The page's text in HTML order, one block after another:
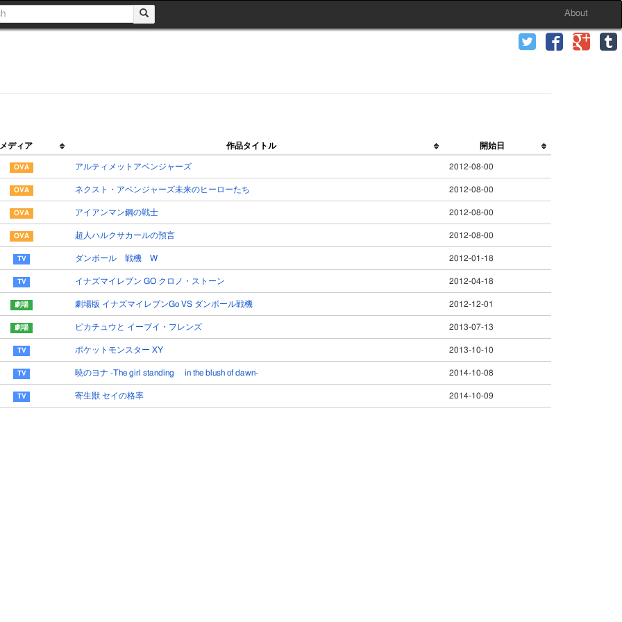
About
メディア 作品タイトル 開始日
アルティメットアベンジャーズ 2012-08-00
ネクスト・アベンジャーズ未来のヒーローたち 2012-08-00
アイアンマン鋼の戦士 2012-08-00
超人ハルクサカールの預言 2012-08-00
ダンボール 戦機 W 2012-01-18
イナズマイレブン GO クロノ・ストーン 2012-04-18
劇場版 イナズマイレブンGo VS ダンボール戦機 2012-12-01
ピカチュウと イーブイ・フレンズ 2013-07-13
ポケットモンスター XY 2013-10-10
暁のヨナ -The girl standing in the blush of dawn- 2014-10-08
寄生獣 セイの格率 2014-10-09